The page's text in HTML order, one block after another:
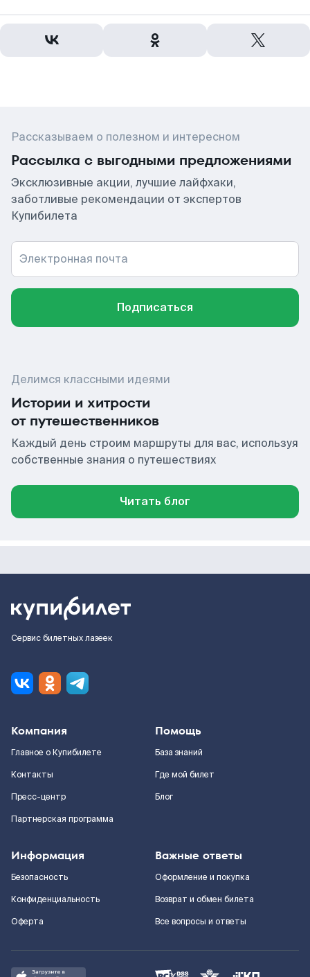
Рассказываем о полезном и интересном
Рассылка с выгодными предложениями
Эксклюзивные акции, лучшие лайфхаки,
заботливые рекомендации от экспертов
Купибилета
Электронная почта
Подписаться
Делимся классными идеями
Истории и хитрости
от путешественников
Каждый день строим маршруты для вас, используя
собственные знания о путешествиях
Читать блог
Сервис билетных лазеек
Компания
Главное о Купибилете
Контакты
Пресс-центр
Партнерская программа
Помощь
База знаний
Где мой билет
Блог
Информация
Безопасность
Конфиденциальность
Оферта
Важные ответы
Оформление и покупка
Возврат и обмен билета
Все вопросы и ответы